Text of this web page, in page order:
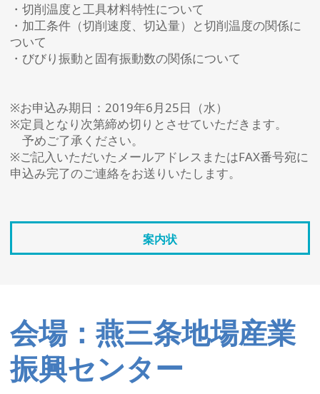
・切削温度と工具材料特性について
・加工条件（切削速度、切込量）と切削温度の関係に
ついて
・びびり振動と固有振動数の関係について
※お申込み期日：2019年6月25日（水）
※定員となり次第締め切りとさせていただきます。
予めご了承ください。
※ご記入いただいたメールアドレスまたはFAX番号宛に
申込み完了のご連絡をお送りいたします。
案内状
会場：燕三条地場産業
振興センター